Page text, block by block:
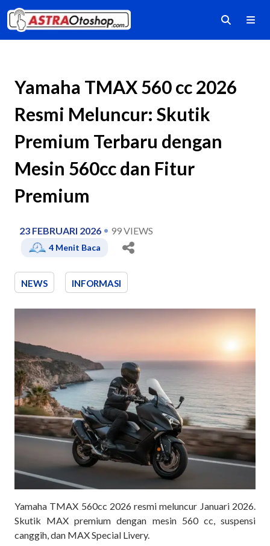
Yamaha TMAX 560 cc 2026
Resmi Meluncur: Skutik
Premium Terbaru dengan
Mesin 560cc dan Fitur
Premium
23 FEBRUARI 2026 99VIEWS
4 Menit Baca
NEWS INFORMASI
Yamaha TMAX 560cc 2026 resmi meluncur Januari 2026.
Skutik MAX premium dengan mesin 560 cc, suspensi
canggih, dan MAX Special Livery.